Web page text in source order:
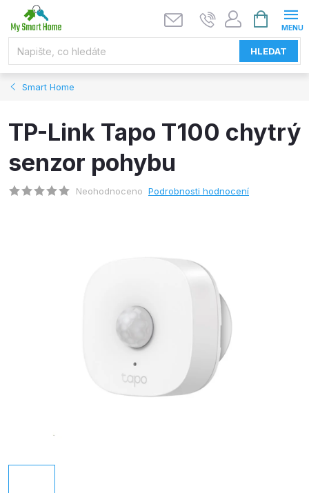
HLEDAT
NÁKUPNÍ
KOŠÍK
Smart Home
TP-Link Tapo T100 chytrý
senzor pohybu
Neohodnoceno Podrobnosti hodnocení